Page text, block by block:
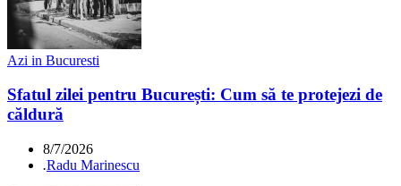
Azi in Bucuresti
Sfatul zilei pentru București: Cum să te protejezi de
căldură
8/7/2026
.Radu Marinescu